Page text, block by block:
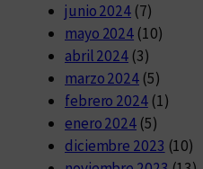
junio 2024 (7)
mayo 2024 (10)
abril 2024 (3)
marzo 2024 (5)
febrero 2024(1)
enero 2024 (5)
diciembre 2023 (10)